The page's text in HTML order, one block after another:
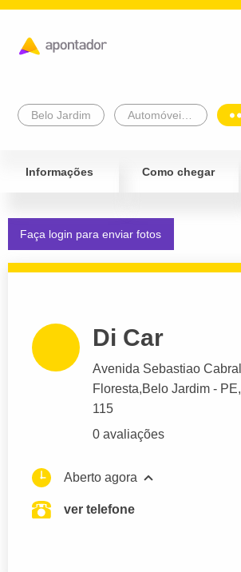
Belo Jardim
Informações Como chegar
Faça login para enviar fotos
Di Car
Avenida Sebastiao Cabral
Floresta,Belo Jardim - PE,
115
0 avaliações
Aberto agora
ver telefone